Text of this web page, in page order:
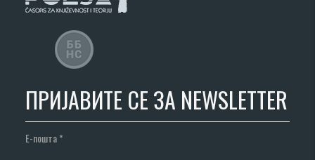
ПРИЈАВИТЕ СЕ ЗА NEWSLETTER
Е-пошта*